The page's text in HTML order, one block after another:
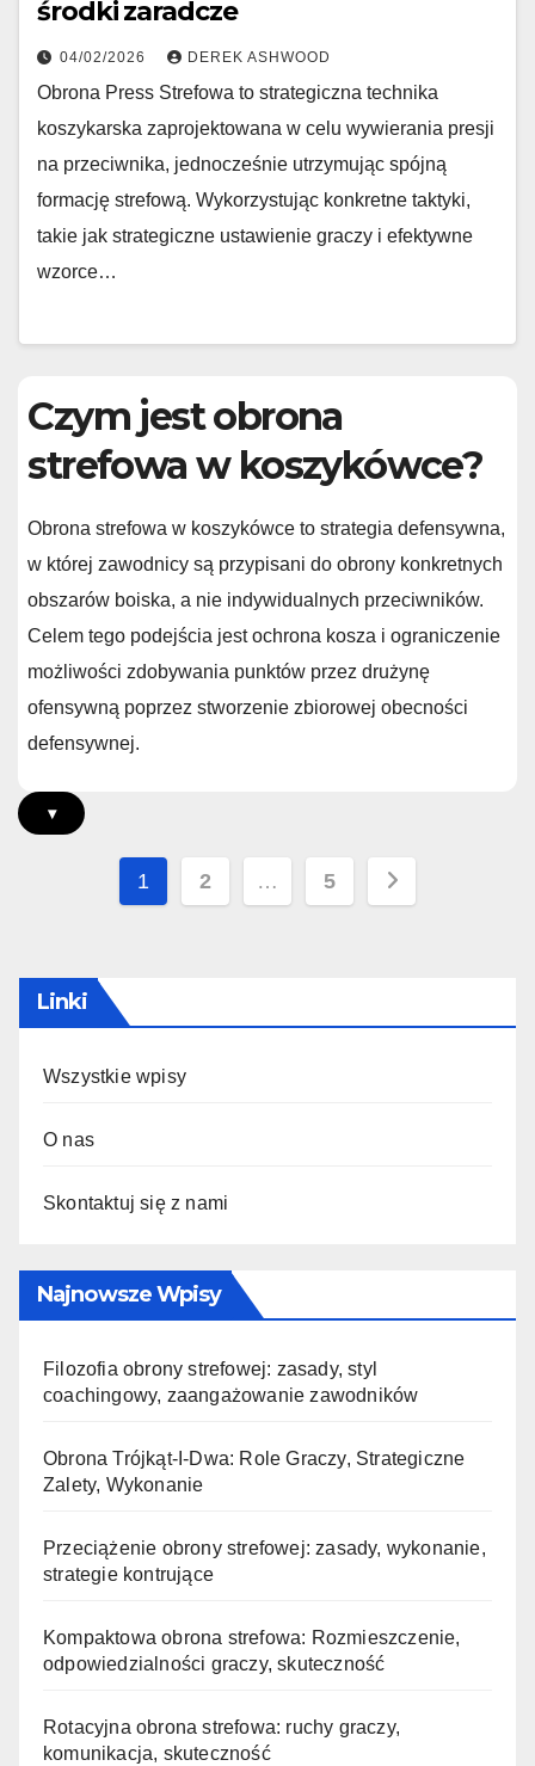
środki zaradcze
04/02/2026 DEREK ASHWOOD
Obrona Press Strefowa to strategiczna technika
koszykarska zaprojektowana w celu wywierania presji
na przeciwnika, jednocześnie utrzymując spójną
formację strefową. Wykorzystując konkretne taktyki,
takie jak strategiczne ustawienie graczy i efektywne
wzorce…
Czym jest obrona
strefowa w koszykówce?
Obrona strefowa w koszykówce to strategia defensywna,
w której zawodnicy są przypisani do obrony konkretnych
obszarów boiska, a nie indywidualnych przeciwników.
Celem tego podejścia jest ochrona kosza i ograniczenie
możliwości zdobywania punktów przez drużynę
ofensywną poprzez stworzenie zbiorowej obecności
defensywnej.
▾
Posts
1 2 … 5
Linki
Wszystkie wpisy
O nas
Skontaktuj się z nami
Najnowsze Wpisy
Filozofia obrony strefowej: zasady, styl
coachingowy, zaangażowanie zawodników
Obrona Trójkąt-I-Dwa: Role Graczy, Strategiczne
Zalety, Wykonanie
Przeciążenie obrony strefowej: zasady, wykonanie,
strategie kontrujące
Kompaktowa obrona strefowa: Rozmieszczenie,
odpowiedzialności graczy, skuteczność
Rotacyjna obrona strefowa: ruchy graczy,
komunikacja, skuteczność